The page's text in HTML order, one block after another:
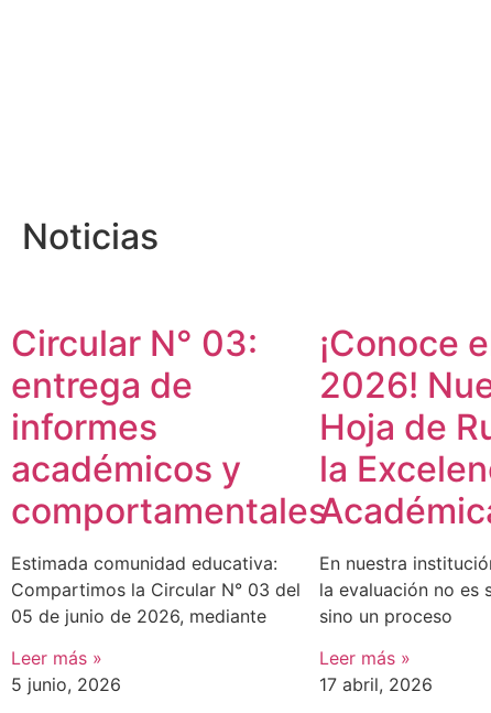
Noticias
Circular N° 03:
entrega de
informes
académicos y
comportamentales
Estimada comunidad educativa:
Compartimos la Circular N° 03 del
05 de junio de 2026, mediante
Leer más »
5 junio, 2026
¡Conoce
2026!
Hoja de
la
En nuestra
la evaluación no es
sino un proceso
Leer más »
17 abril, 2026